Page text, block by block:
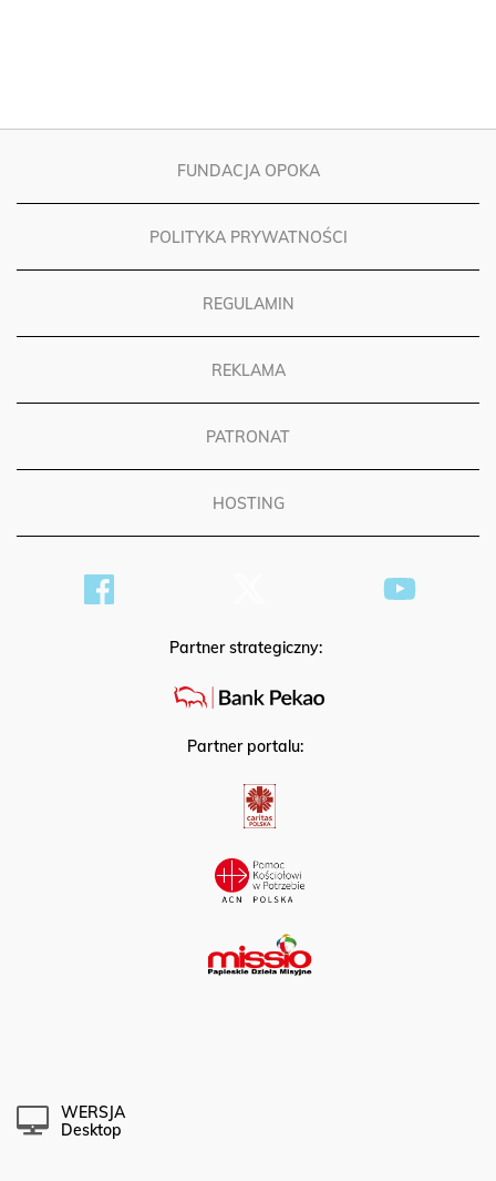
FUNDACJA OPOKA
POLITYKA PRYWATNOŚCI
REGULAMIN
REKLAMA
PATRONAT
HOSTING
Partner strategiczny:
Partner portalu:
WERSJA
Desktop